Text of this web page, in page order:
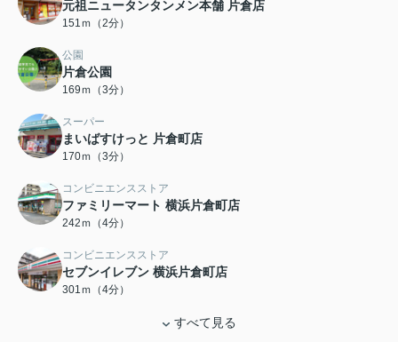
元祖ニュータンタンメン本舗 片倉店
151ｍ（2分）
公園
片倉公園
169ｍ（3分）
スーパー
まいばすけっと 片倉町店
170ｍ（3分）
コンビニエンスストア
ファミリーマート 横浜片倉町店
242ｍ（4分）
コンビニエンスストア
セブンイレブン 横浜片倉町店
301ｍ（4分）
すべて見る